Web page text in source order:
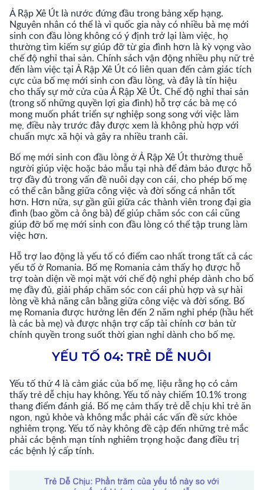
Ả Rập Xê Út là nước đứng đầu trong bảng xếp hạng.
Nguyên nhân có thể là vì quốc gia này có nhiều bà mẹ mới
sinh con đầu lòng không có ý định trở lại làm việc, họ
thường tìm kiếm sự giúp đỡ từ gia đình hơn là kỳ vọng vào
chế độ nghỉ thai sản. Chính sách vận động nhiều phụ nữ trẻ
đến làm việc tại Ả Rập Xê Út có liên quan đến cảm giác tích
cực của bố mẹ mới sinh con đầu lòng, và đây là tín hiệu
cho thấy sự mở cửa của Ả Rập Xê Út. Chế độ nghỉ thai sản
(trong số những quyền lợi gia đình) hỗ trợ các bà mẹ có
mong muốn phát triển sự nghiệp song song với việc làm
mẹ, điều này trước đây được xem là không phù hợp với
chuẩn mực xã hội và gây ra nhiều tranh cãi.
Bố mẹ mới sinh con đầu lòng ở Ả Rập Xê Út thường thuê
người giúp việc hoặc bảo mẫu tại nhà để đảm bảo được hỗ
trợ đầy đủ trong vấn đề nuôi dạy con cái, cho phép bố mẹ
có thể cân bằng giữa công việc và đời sống cá nhân tốt
hơn. Hơn nữa, sự gần gũi giữa các thành viên trong đại gia
đình (bao gồm cả ông bà) để giúp chăm sóc con cái cũng
giúp đỡ bố mẹ mới sinh con đầu lòng có thể tập trung làm
việc hơn.
Hỗ trợ lao động là yếu tố có điểm cao nhất trong tất cả các
yếu tố ở Romania. Bố mẹ Romania cảm thấy họ được hỗ
trợ toàn diện về mọi mặt với chế độ nghỉ phép dành cho bố
mẹ đầy đủ, giải pháp chăm sóc con cái phù hợp và sự hài
lòng về khả năng cân bằng giữa công việc và đời sống. Bố
mẹ Romania được hưởng lên đến 2 năm nghỉ phép (hầu hết
là các bà mẹ) và được nhận trợ cấp tài chính cơ bản từ
chính quyền trong suốt thời gian nghỉ dành cho bố mẹ.
YẾU TỐ 04: TRẺ DỄ NUÔI
Yếu tố thứ 4 là cảm giác của bố mẹ, liệu rằng họ có cảm
thấy trẻ dễ chịu hay không. Yếu tố này chiếm 10.1% trong
thang điểm đánh giá. Bố mẹ cảm thấy trẻ dễ chịu khi trẻ ăn
ngon, ngủ khỏe và không mắc phải các vấn đề sức khỏe
nghiêm trọng. Yếu tố này không đề cập đến những trẻ mắc
phải các bệnh mạn tính nghiêm trọng hoặc đang điều trị
các bệnh lý cấp tính.